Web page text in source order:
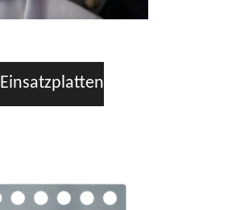
Einsatzplatten